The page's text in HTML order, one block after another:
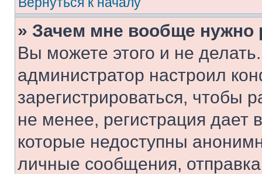
» Зачем мне вообще нужно
Вы можете этого и не
администратор настроил
зарегистрироваться, чтобы
не менее, регистрация
которые недоступны
личные сообщения,